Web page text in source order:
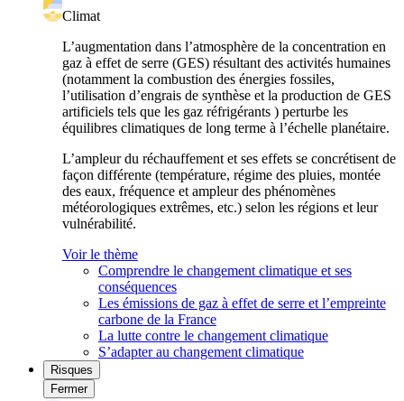
Climat
L’augmentation dans l’atmosphère de la concentration en
gaz à effet de serre (GES) résultant des activités humaines
(notamment la combustion des énergies fossiles,
l’utilisation d’engrais de synthèse et la production de GES
artificiels tels que les gaz réfrigérants ) perturbe les
équilibres climatiques de long terme à l’échelle planétaire.
L’ampleur du réchauffement et ses effets se concrétisent de
façon différente (température, régime des pluies, montée
des eaux, fréquence et ampleur des phénomènes
météorologiques extrêmes, etc.) selon les régions et leur
vulnérabilité.
Voir le thème
Comprendre le changement climatique et ses
conséquences
Les émissions de gaz à effet de serre et l’empreinte
carbone de la France
La lutte contre le changement climatique
S’adapter au changement climatique
Risques
Fermer